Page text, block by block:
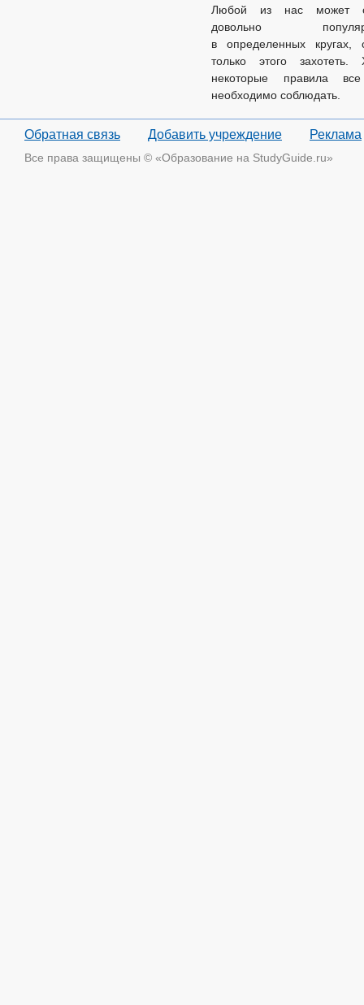
Любой из нас может
довольно
в определенных кругах,
только этого захотеть.
некоторые правила
необходимо соблюдать.
Обратная связь Добавить учреждение Реклама
Все права защищены © «Образование на StudyGuide.ru»